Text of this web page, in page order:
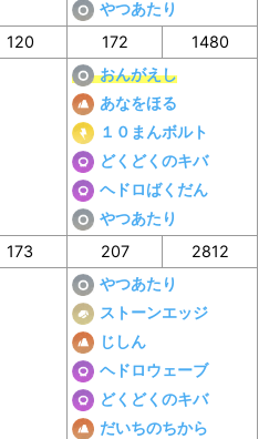
やつあたり
120 172 1480
おんがえし
あなをほる
１０まんボルト
どくどくのキバ
ヘドロばくだん
やつあたり
173 207 2812
やつあたり
ストーンエッジ
じしん
ヘドロウェーブ
どくどくのキバ
だいちのちから